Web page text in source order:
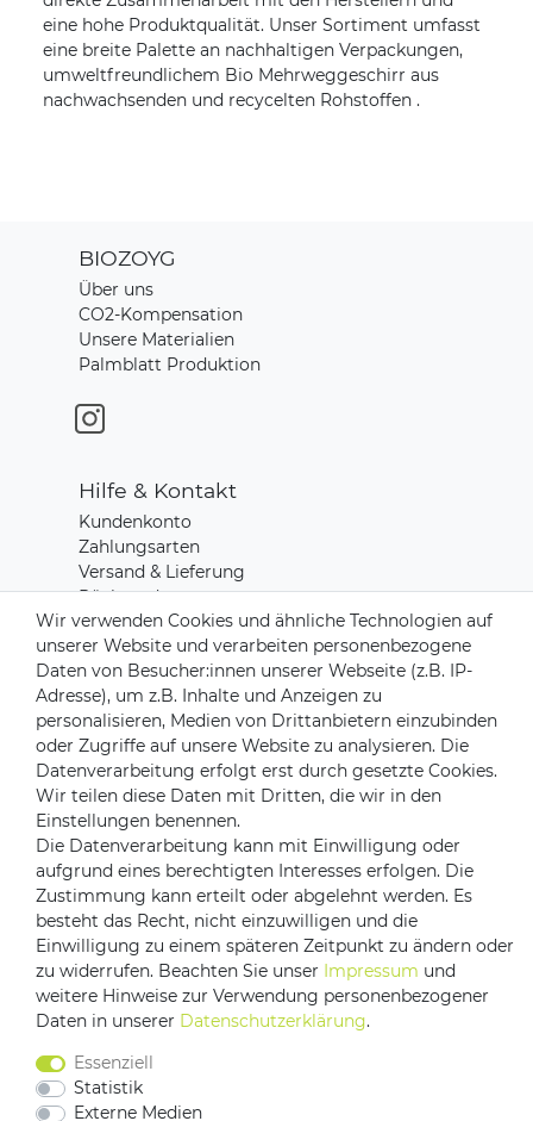
eine hohe Produktqualität. Unser Sortiment umfasst
eine breite Palette an nachhaltigen Verpackungen,
umweltfreundlichem Bio Mehrweggeschirr aus
nachwachsenden und recycelten Rohstoffen .
BIOZOYG
Über uns
CO2-Kompensation
Unsere Materialien
Palmblatt Produktion
Hilfe & Kontakt
Kundenkonto
Zahlungsarten
Versand & Lieferung
Rücksendungen
Kontakt zu uns
Zahlungsanbieter
Versandpartner
Impressum Daten­schutz­erklärung
Barrierefreiheitserklärung
Wir verwenden Cookies und ähnliche Technologien auf
unserer Website und verarbeiten personenbezogene
Daten von Besucher:innen unserer Webseite (z.B. IP-
Adresse), um z.B. Inhalte und Anzeigen zu
personalisieren, Medien von Drittanbietern einzubinden
oder Zugriffe auf unsere Website zu analysieren. Die
Datenverarbeitung erfolgt erst durch gesetzte Cookies.
Wir teilen diese Daten mit Dritten, die wir in den
Einstellungen benennen.
Die Datenverarbeitung kann mit Einwilligung oder
aufgrund eines berechtigten Interesses erfolgen. Die
Zustimmung kann erteilt oder abgelehnt werden. Es
besteht das Recht, nicht einzuwilligen und die
Einwilligung zu einem späteren Zeitpunkt zu ändern oder
zu widerrufen. Beachten Sie unser Impressum und
weitere Hinweise zur Verwendung personenbezogener
Daten in unserer Daten­schutz­erklärung.
Essenziell
Statistik
Externe Medien